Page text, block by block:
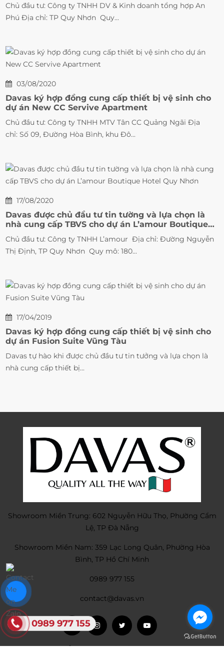
Chủ đầu tư: Công ty TNHH DV & Kinh doanh tổng hợp An
Phú Địa chỉ: TP Quy Nhơn Quy...
03/08/2020
Davas ký hợp đồng cung cấp thiết bị vệ sinh cho
dự án New CC Servive Apartment
Chủ đầu tư: Công ty TNHH MTV Tân CC Quảng Ngãi Địa
chỉ: Số 09, Đường Hòa Bình, khu Đô...
17/08/2020
Davas được chủ đầu tư tin tường và lựa chọn là
nhà cung cấp TBVS cho dự án L’amour Boutique
Hotel Quy Nhơn
Chủ đầu tư: Công ty TNHH L’amour Địa chỉ: Đường Nguyễn
Thị Định, TP Quy Nhơn Quy mô: 180...
17/04/2019
Davas ký hợp đồng cung cấp thiết bị vệ sinh cho
dự án Fusion Suite Vũng Tàu
Davas tự hào khi được chủ đầu tư tin tưởng và lựa chọn là
nhà cung cấp thiết bị...
Showroom Miền Trung: 602 Nguyễn Hữu Thọ, Phường Cẩm
Lệ, TP Đà Nẵng
Showroom Miền Nam: 359 Lạc Long Quân, Phường Hòa
Bình, TP Hồ Chí Minh
0989 977 155
contact@davas.vn
0989 977 155